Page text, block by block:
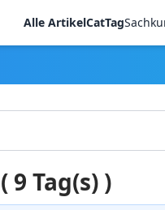
Alle ArtikelCatTag
Tag(s) )